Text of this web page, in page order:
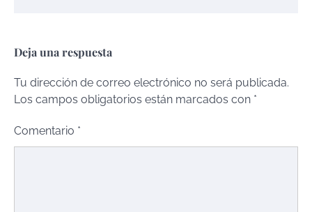
Deja una respuesta
Tu dirección de correo electrónico no será publicada.
Los campos obligatorios están marcados con *
Comentario *